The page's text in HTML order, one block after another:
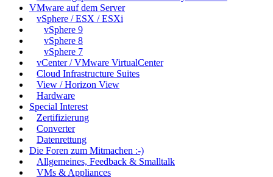
VMware auf dem Server
vSphere / ESX / ESXi
vSphere 9
vSphere 8
vSphere 7
vCenter / VMware VirtualCenter
Cloud Infrastructure Suites
View / Horizon View
Hardware
Special Interest
Zertifizierung
Converter
Datenrettung
Die Foren zum Mitmachen :-)
Allgemeines, Feedback & Smalltalk
VMs & Appliances